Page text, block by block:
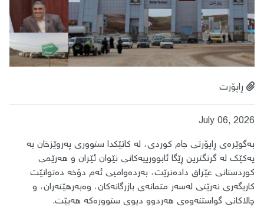
ڕاپۆرت
July 06, 2026
بەگوێرەی ڕاپۆرتی جام کوردی، لە کاتێکدا سنووری پەروێزخان بە
یەکێک لە گرنگترین ڕێگا ئابوورییەکانی نێوان ئێران و هەرێمی
کوردستانی عێراق دادەنرێت، بەردەوامیی ئەم دۆخە دەتوانێت
کاریگەری نەرێنی لەسەر متمانەی بازرگانەکان، وەبەرهێنەران، و
چالاکانی گواستنەوەی هەردوو دیوی سنوورەکە هەبێت.